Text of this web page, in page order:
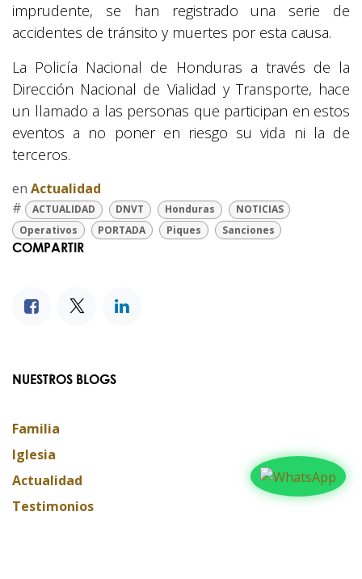
imprudente, se han registrado una serie de
accidentes de tránsito y muertes por esta causa.
La Policía Nacional de Honduras a través de la
Dirección Nacional de Vialidad y Transporte, hace
un llamado a las personas que participan en estos
eventos a no poner en riesgo su vida ni la de
terceros.
en Actualidad
#
ACTUALIDAD DNVT Honduras
NOTICIAS
Operativos
PORTADA Piques Sanciones
COMPARTIR
NUESTROS BLOGS
Familia
Iglesia
Actualidad
Testimonios